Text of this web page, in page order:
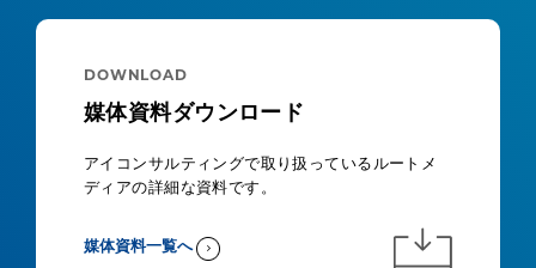
DOWNLOAD
媒体資料ダウンロード
アイコンサルティングで取り扱っているルートメ
ディアの詳細な資料です。
媒体資料一覧へ